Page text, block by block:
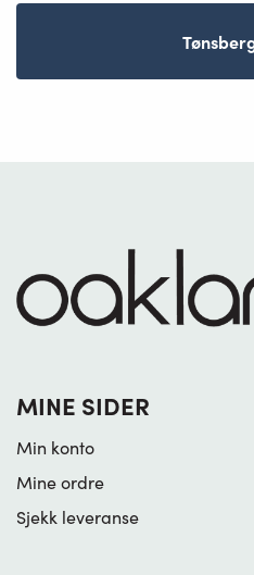
MINE SIDER
Min konto
Mine ordre
Sjekk leveranse